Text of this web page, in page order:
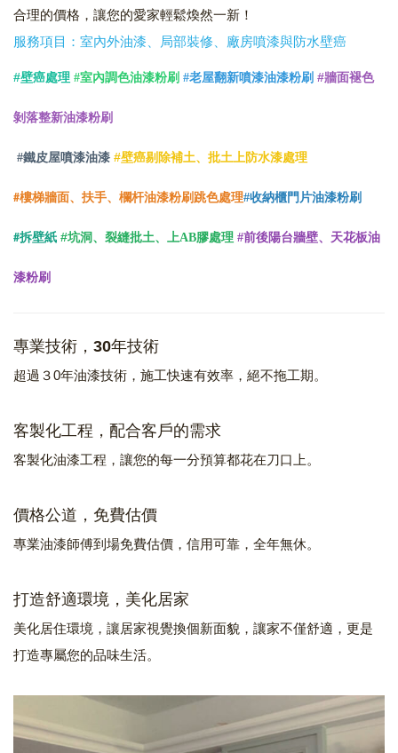
合理的價格，讓您的愛家輕鬆煥然一新！
服務項目：室內外油漆、局部裝修、廠房噴漆與防水壁癌
#壁癌處理 #室內調色油漆粉刷 #老屋翻新噴漆油漆粉刷 #牆面褪色
剝落整新油漆粉刷
#鐵皮屋噴漆油漆 #壁癌剔除補土、批土上防水漆處理
#樓梯牆面、扶手、欄杆油漆粉刷跳色處理#收納櫃門片油漆粉刷
#拆壁紙 #坑洞、裂縫批土、上AB膠處理 #前後陽台牆壁、天花板油
漆粉刷
專業技術，30年技術
超過３0年油漆技術，施工快速有效率，絕不拖工期。
客製化工程，配合客戶的需求
客製化油漆工程，讓您的每一分預算都花在刀口上。
價格公道，免費估價
專業油漆師傅到場免費估價，信用可靠，全年無休。
打造舒適環境，美化居家
美化居住環境，讓居家視覺換個新面貌，讓家不僅舒適，更是
打造專屬您的品味生活。